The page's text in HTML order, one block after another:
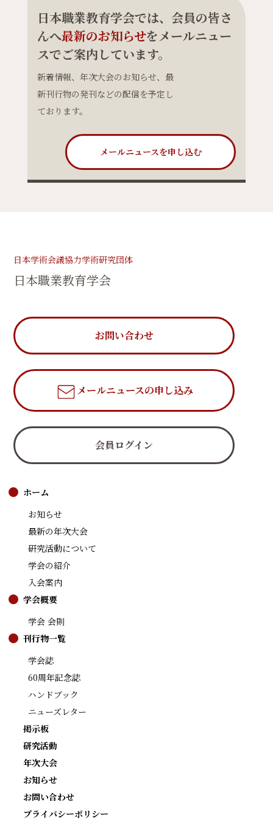
日本職業教育学会では、会員の皆さ
んへ最新のお知らせをメールニュー
スでご案内しています。
新着情報、年次大会のお知らせ、最
新刊行物の発刊などの配信を予定し
ております。
メールニュースを申し込む
日本学術会議協力学術研究団体
日本職業教育学会
お問い合わせ
メールニュースの申し込み
会員ログイン
ホーム
お知らせ
最新の年次大会
研究活動について
学会の紹介
入会案内
学会概要
学会 会則
刊行物一覧
学会誌
60周年記念誌
ハンドブック
ニューズレター
掲示板
研究活動
年次大会
お知らせ
お問い合わせ
プライバシーポリシー